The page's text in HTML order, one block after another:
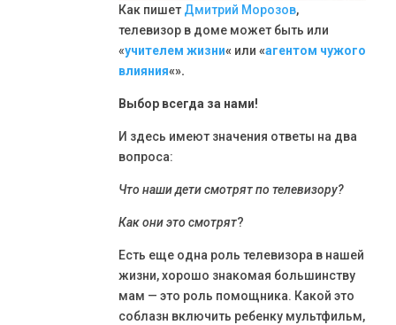
Как пишет Дмитрий Морозов,
телевизор в доме может быть или
«учителем жизни« или «агентом чужого
влияния«».
Выбор всегда за нами!
И здесь имеют значения ответы на два
вопроса:
Что наши дети смотрят по телевизору?
Как они это смотрят?
Есть еще одна роль телевизора в нашей
жизни, хорошо знакомая большинству
мам — это роль помощника. Какой это
соблазн включить ребенку мультфильм,